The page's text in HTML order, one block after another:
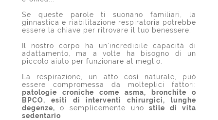
Se queste parole ti suonano familiari, la
ginnastica e riabilitazione respiratoria potrebbe
essere la chiave per ritrovare il tuo benessere.
Il nostro corpo ha un'incredibile capacità di
adattamento, ma a volte ha bisogno di un
piccolo aiuto per funzionare al meglio.
La respirazione, un atto così naturale, può
essere compromessa da molteplici fattori:
patologie croniche come asma, bronchite o
BPCO, esiti di interventi chirurgici, lunghe
degenze, o semplicemente uno stile di vita
sedentario